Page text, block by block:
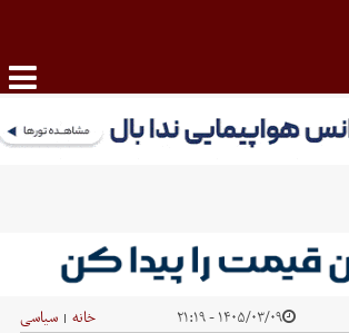
۱۴۰۵/۰۳/۰۹ - ۲۱:۱۹ خانه | سیاسی